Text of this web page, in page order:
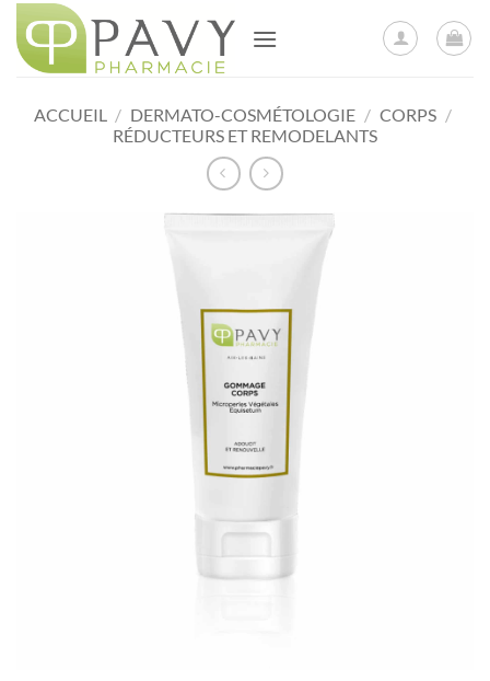
au
contenu
ACCUEIL / DERMATO-COSMÉTOLOGIE / CORPS /
RÉDUCTEURS ET REMODELANTS